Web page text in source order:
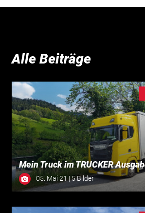
Alle Beiträge
Mein Truck im TRUCKER
05. Mai 21 | 5 Bilder